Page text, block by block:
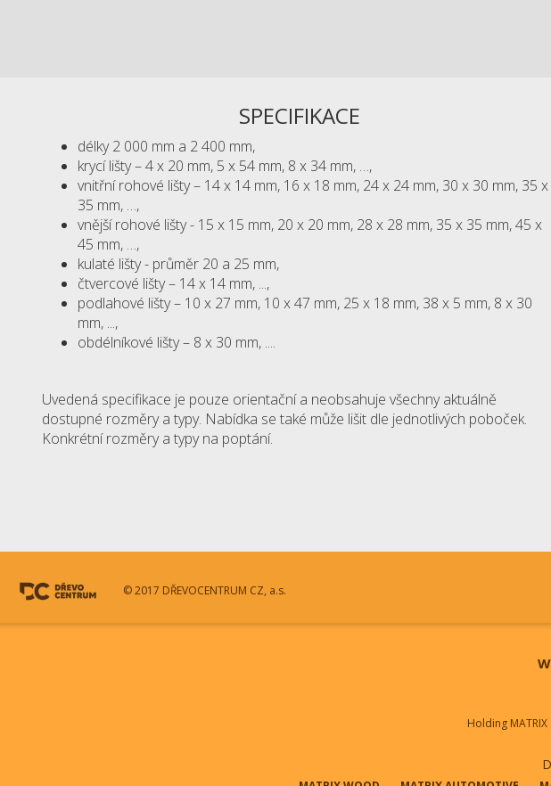
SPECIFIKACE
délky 2 000 mm a 2 400 mm,
krycí lišty – 4 x 20 mm, 5 x 54 mm, 8 x 34 mm, …,
vnitřní rohové lišty – 14 x 14 mm, 16 x 18 mm, 24 x 24 mm, 30 x 30 mm, 35 x
35 mm, …,
vnější rohové lišty - 15 x 15 mm, 20 x 20 mm, 28 x 28 mm, 35 x 35 mm, 45 x
45 mm, …,
kulaté lišty - průměr 20 a 25 mm,
čtvercové lišty – 14 x 14 mm, ...,
podlahové lišty – 10 x 27 mm, 10 x 47 mm, 25 x 18 mm, 38 x 5 mm, 8 x 30
mm, ...,
obdélníkové lišty – 8 x 30 mm, ....
Uvedená specifikace je pouze orientační a neobsahuje všechny aktuálně
dostupné rozměry a typy. Nabídka se také může lišit dle jednotlivých poboček.
Konkrétní rozměry a typy na poptání.
© 2017 DŘEVOCENTRUM CZ, a.s.
Holding MATRIX